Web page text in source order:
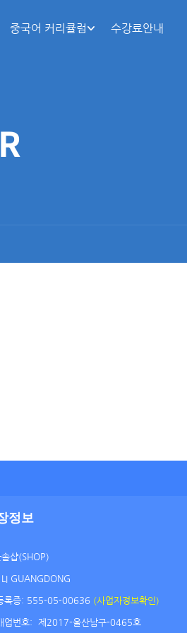
중국어 커리큘럼 수강료안내
정보
샵(SHOP)
LI GUANGDONG
록증: 555-05-00636 (사업자정보확인)
업번호:제2017-울산남구-0465호